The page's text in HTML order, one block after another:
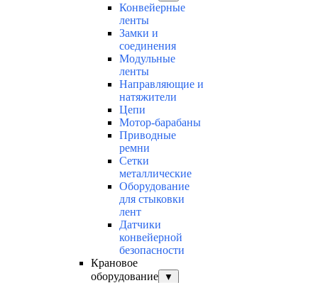
Конвейерные
ленты
Замки и
соединения
Модульные
ленты
Направляющие и
натяжители
Цепи
Мотор-барабаны
Приводные
ремни
Сетки
металлические
Оборудование
для стыковки
лент
Датчики
конвейерной
безопасности
Крановое
оборудование
▼